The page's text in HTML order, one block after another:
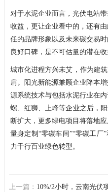
对于水泥企业而言，光伏电站
收益，更让企业看中的，还有
任的品牌形象以及未来碳交易
良好口碑，是不可估量的潜在收
城市化进程方兴未艾，作为建
肩。阳光新能源兼顾企业降本
源系统技术与包括水泥行业在
螺、红狮、上峰等企业之后，
断扩大，更多绿电项目将落地
量身定制“零碳车间”“零碳工厂
力千行百业绿色转型。
上一篇： 10%/2小时，云南光伏